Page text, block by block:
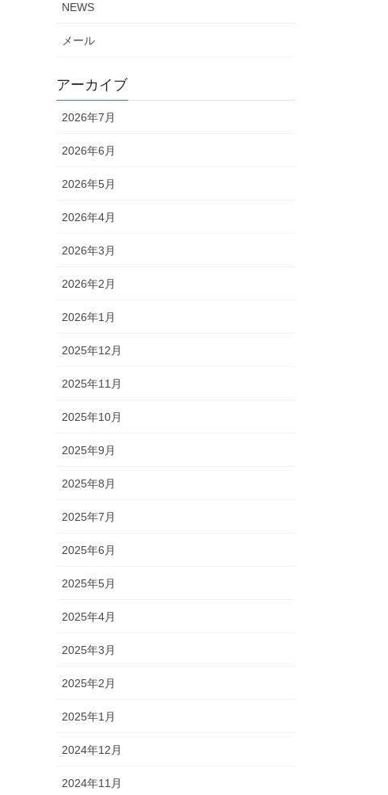
NEWS
メール
アーカイブ
2026年7月
2026年6月
2026年5月
2026年4月
2026年3月
2026年2月
2026年1月
2025年12月
2025年11月
2025年10月
2025年9月
2025年8月
2025年7月
2025年6月
2025年5月
2025年4月
2025年3月
2025年2月
2025年1月
2024年12月
2024年11月